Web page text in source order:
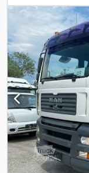
com laterais de
cobertura/
Tyawsh Heck